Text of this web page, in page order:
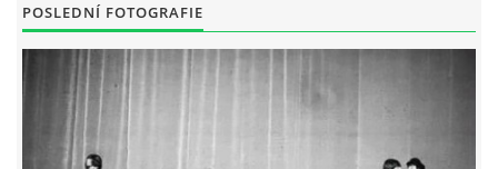
POSLEDNÍ FOTOGRAFIE